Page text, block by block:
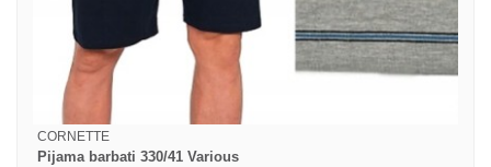
CORNETTE
Pijama barbati 330/41 Various